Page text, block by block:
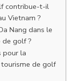
contribue-t-il
Vietnam ?
Nang dans le
golf ?
pour la
de golf